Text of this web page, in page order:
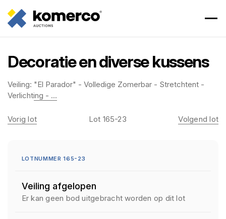
Decoratie en diverse kussens
Veiling: "El Parador" - Volledige Zomerbar - Stretchtent -
Verlichting - ...
Vorig lot Lot 165-23 Volgend lot
LOTNUMMER 165-23
Veiling afgelopen
Er kan geen bod uitgebracht worden op dit lot